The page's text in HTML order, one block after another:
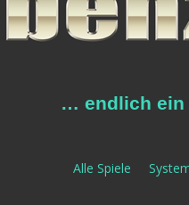
… endlich ein
Alle Spiele